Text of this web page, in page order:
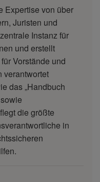
Expertise von über
Juristen und
Instanz für
und erstellt
Vorstände und
verantwortet
das „Handbuch
die größte
in